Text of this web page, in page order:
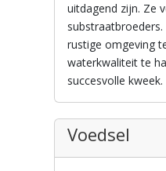
uitdagend zijn. Ze
rustige omgeving
waterkwaliteit te
succesvolle kweek.
Voedsel